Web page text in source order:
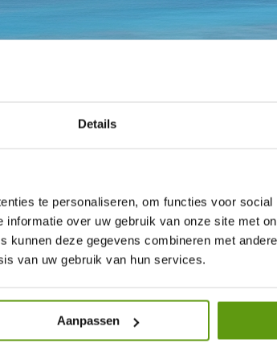
Details
te personaliseren, om functies voor
over uw gebruik van onze site met
kunnen deze gegevens combineren met
van uw gebruik van hun services.
Aanpassen